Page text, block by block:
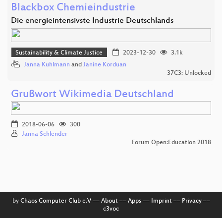
Blackbox Chemieindustrie
Die energieintensivste Industrie Deutschlands
Sustainability & Climate Justice 2023-12-30
3.1k
Janna Kuhlmann and Janine Korduan
37C3: Unlocked
Grußwort Wikimedia Deutschland
2018-06-06
300
Janna Schlender
Forum Open:Education 2018
by Chaos Computer Club e.V–– About–– Apps–– Imprint–– Privacy––
c3voc